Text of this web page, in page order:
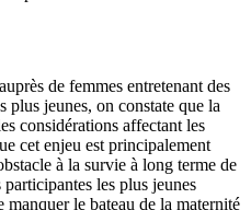
de femmes entretenant des
plus jeunes, on constate que la
considérations affectant les
cet enjeu est principalement
à la survie à long terme de
les plus jeunes
manquer le bateau de la maternité